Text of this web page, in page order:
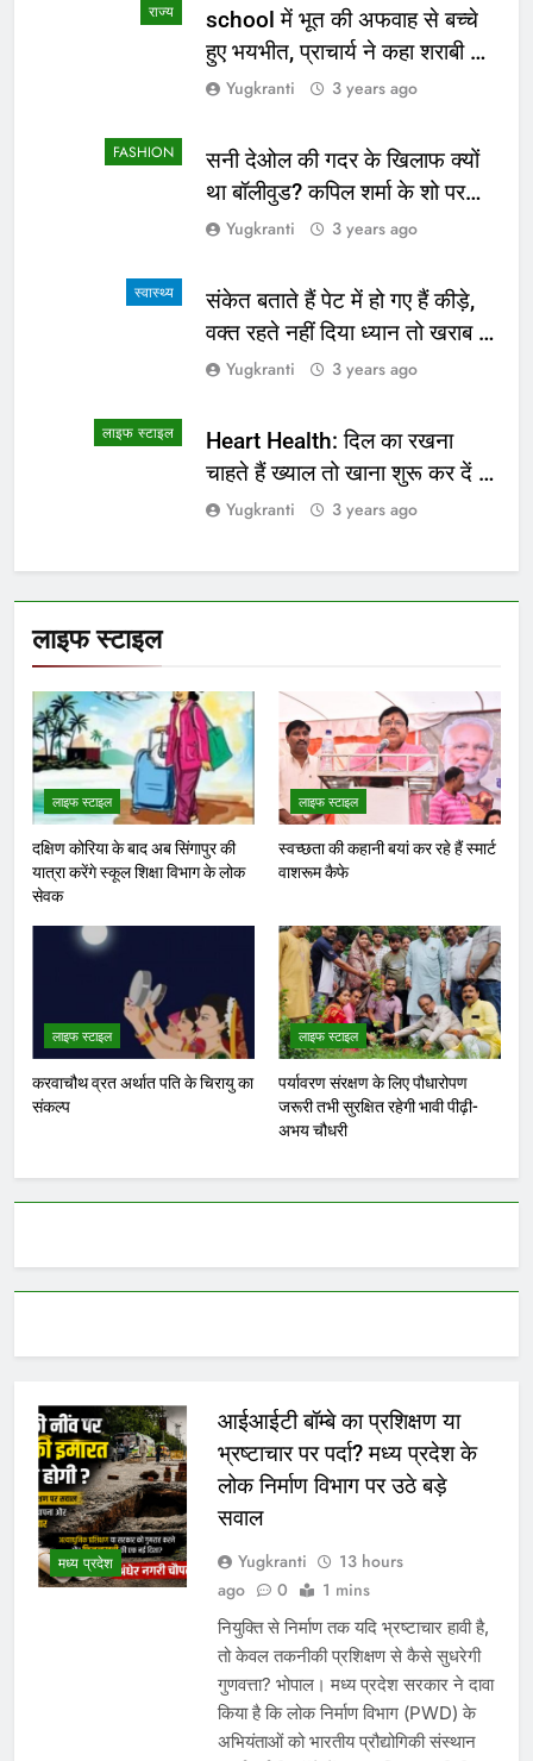
लाइफ स्टाइल
लाइफ स्टाइल
दक्षिण कोरिया के बाद अब सिंगापुर की
यात्रा करेंगे स्कूल शिक्षा विभाग के लोक
सेवक
लाइफ स्टाइल
स्वच्छता की कहानी बयां कर रहे हैं स्मार्ट
वाशरूम कैफे
लाइफ स्टाइल
करवाचौथ व्रत अर्थात पति के चिरायु का
संकल्प
लाइफ स्टाइल
पर्यावरण संरक्षण के लिए पौधारोपण
जरूरी तभी सुरक्षित रहेगी भावी पीढ़ी-
अभय चौधरी
राज्य
school में भूत की अफवाह से बच्चे
हुए भयभीत, प्राचार्य ने कहा शराबी ने
उड़ाई अफवाह
Yugkranti 3 years ago
FASHION
सनी देओल की गदर के खिलाफ क्यों
था बॉलीवुड? कपिल शर्मा के शो पर
सामने आई सच्चाई
Yugkranti 3 years ago
स्वास्थ्य
संकेत बताते हैं पेट में हो गए हैं कीड़े,
वक्त रहते नहीं दिया ध्यान तो खराब हो
जाएगी हालत
Yugkranti 3 years ago
लाइफ स्टाइल
Heart Health: दिल का रखना
चाहते हैं ख्याल तो खाना शुरू कर दें ये
4 चीजें
Yugkranti 3 years ago
मध्य प्रदेश
आईआईटी बॉम्बे का प्रशिक्षण या
भ्रष्टाचार पर पर्दा? मध्य प्रदेश के
लोक निर्माण विभाग पर उठे बड़े
सवाल
Yugkranti
13 hours
ago
0 1 mins
नियुक्ति से निर्माण तक यदि भ्रष्टाचार हावी है,
तो केवल तकनीकी प्रशिक्षण से कैसे सुधरेगी
गुणवत्ता? भोपाल। मध्य प्रदेश सरकार ने दावा
किया है कि लोक निर्माण विभाग (PWD) के
अभियंताओं को भारतीय प्रौद्योगिकी संस्थान